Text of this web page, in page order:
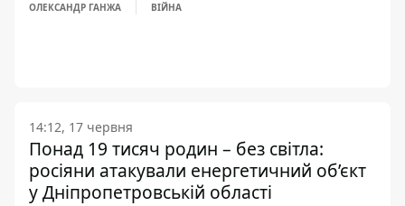
ОЛЕКСАНДР ГАНЖА ВІЙНА
14:12, 17 червня
Понад 19 тисяч родин – без світла:
росіяни атакували енергетичний об’єкт
у Дніпропетровській області